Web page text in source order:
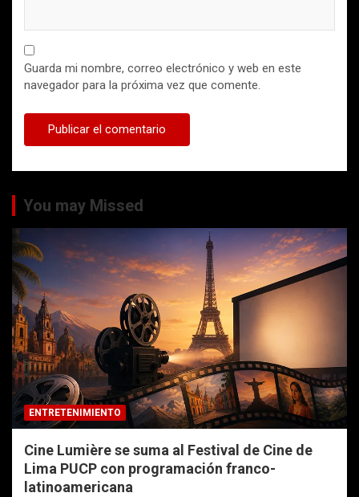
Guarda mi nombre, correo electrónico y web en este
navegador para la próxima vez que comente.
You may Missed
ENTRETENIMIENTO
Cine Lumière se suma al Festival de Cine de
Lima PUCP con programación franco-
latinoamericana